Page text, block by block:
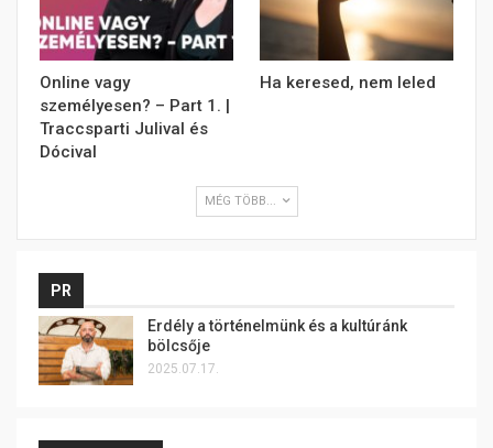
Online vagy
személyesen? – Part 1. |
Traccsparti Julival és
Dócival
Ha keresed, nem leled
MÉG TÖBB...
PR
Erdély a történelmünk és a kultúránk
bölcsője
2025.07.17.